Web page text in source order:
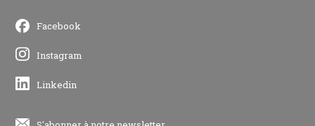
Facebook
Instagram
Linkedin